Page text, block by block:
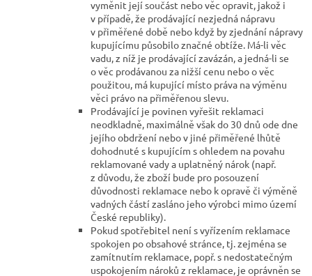
vyměnit její součást nebo věc opravit, jakož i
v případě, že prodávající nezjedná nápravu
v přiměřené době nebo když by zjednání nápravy
kupujícímu působilo značné obtíže. Má-li věc
vadu, z níž je prodávající zavázán, a jedná-li se
o věc prodávanou za nižší cenu nebo o věc
použitou, má kupující místo práva na výměnu
věci právo na přiměřenou slevu.
Prodávající je povinen vyřešit reklamaci
neodkladně, maximálně však do 30 dnů ode dne
jejího obdržení nebo v jiné přiměřené lhůtě
dohodnuté s kupujícím s ohledem na povahu
reklamované vady a uplatněný nárok (např.
z důvodu, že zboží bude pro posouzení
důvodnosti reklamace nebo k opravě či výměně
vadných částí zasláno jeho výrobci mimo území
České republiky).
Pokud spotřebitel není s vyřízením reklamace
spokojen po obsahové stránce, tj. zejména se
zamítnutím reklamace, popř. s nedostatečným
uspokojením nároků z reklamace, je oprávněn se